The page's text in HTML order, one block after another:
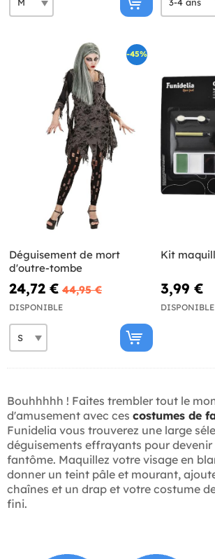
-45%
Déguisement de mort
d'outre-tombe
24,72 € 44,95 €
DISPONIBLE
Kit
3,99 €
DISPONIBLE
Bouhhhhh ! Faites trembler tout le
d'amusement avec ces costumes de
Funidelia vous trouverez une large
déguisements effrayants pour
fantôme. Maquillez votre visage en
donner un teint pâle et mourant,
chaînes et un drap et votre costume
fini.